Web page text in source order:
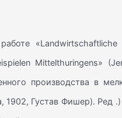
«Landwirtschaftliche
Mittelthuringens»
производства в
1902, Густав Фишер). Ред .)